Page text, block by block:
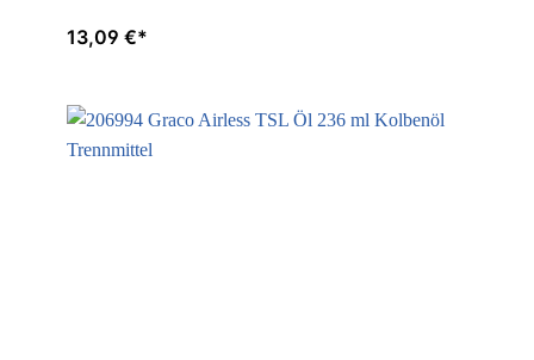
13,09 €*